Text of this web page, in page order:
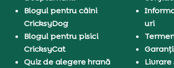
Blogul pentru câini
CricksyDog
Blogul pentru pisici
CricksyCat
Quiz de alegere hrană
uri
Livrare